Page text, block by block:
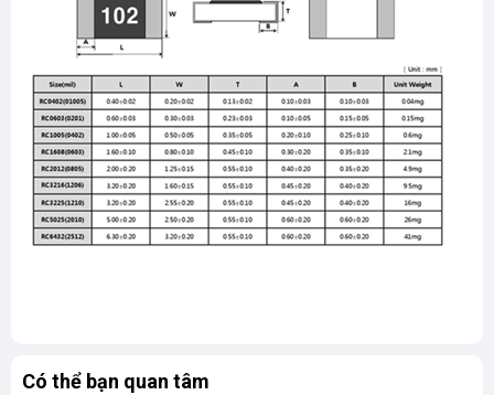
Có thể bạn quan tâm